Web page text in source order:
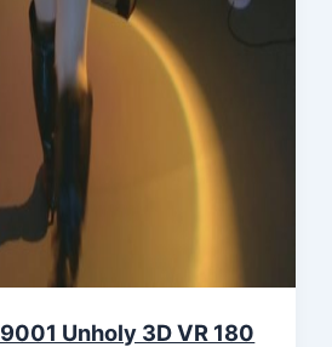
Unholy 3D VR 180